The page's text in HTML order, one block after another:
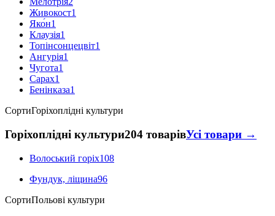
Живокост1
Яко́н1
Клаузія1
Топінсонцецвіт1
Ангурія1
Чугота1
Сарах1
Бенінказа1
СортиГоріхоплідні культури
Горіхоплідні культури204 товарівУсі товари →
Волоський горіх108
Фундук, ліщина96
СортиПольові культури